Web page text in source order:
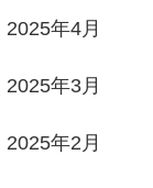
2025年4月
2025年3月
2025年2月